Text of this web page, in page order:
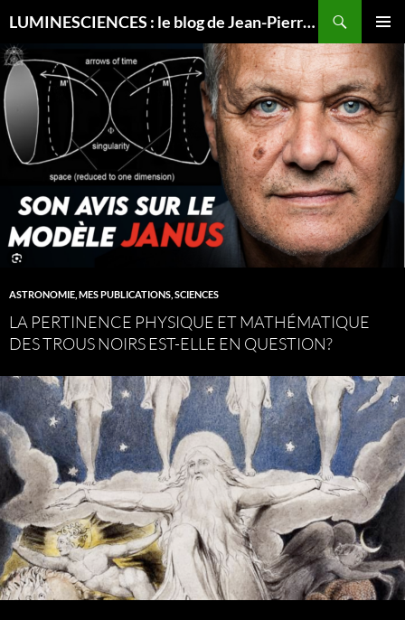
LUMINESCIENCES : le blog de Jean-Pierre LUMINET, astrophysicien
MENU
AU
CONTENU
ASTRONOMIE MES PUBLICATIONS SCIENCES
LA PERTINENCE PHYSIQUE ET MATHÉMATIQUE
DES TROUS NOIRS EST-ELLE EN QUESTION?